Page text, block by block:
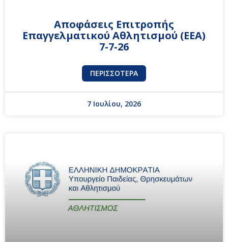
Αποφάσεις Επιτροπής
Επαγγελματικού Αθλητισμού (ΕΕΑ)
7-7-26
ΠΕΡΙΣΣΌΤΕΡΑ
7 Ιουλίου, 2026